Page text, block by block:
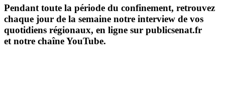
Pendant toute la période du confinement, retrouvez
chaque jour de la semaine notre interview de vos
quotidiens régionaux, en ligne sur publicsenat.fr
et notre chaîne YouTube.